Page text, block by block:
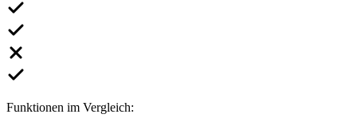
Funktionen im Vergleich: